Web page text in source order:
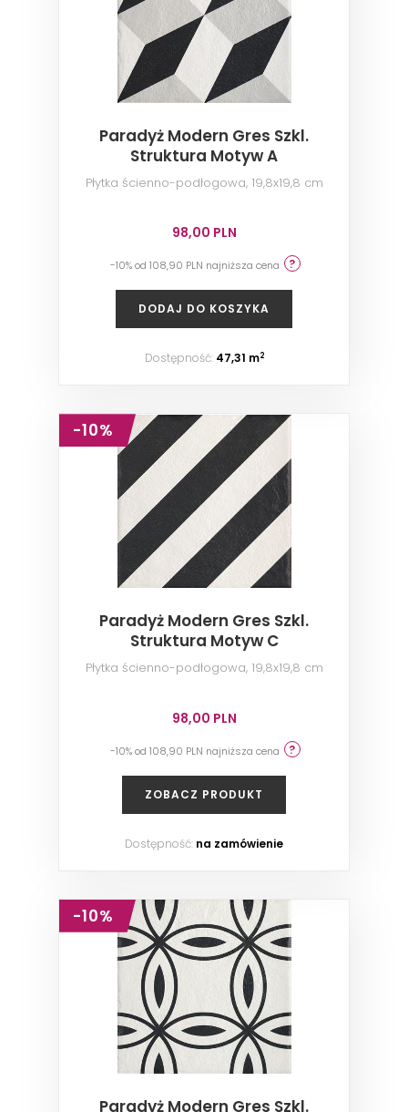
Paradyż Modern Gres Szkl.
Struktura Motyw A
Płytka ścienno-podłogowa, 19,8x19,8 cm
98,00 PLN
-10% od 108,90 PLN najniższa cena
DODAJ DO KOSZYKA
Dostępność: 47,31 m2
-10%
Paradyż Modern Gres Szkl.
Struktura Motyw C
Płytka ścienno-podłogowa, 19,8x19,8 cm
98,00 PLN
-10% od 108,90 PLN najniższa cena
ZOBACZ PRODUKT
Dostępność: na zamówienie
-10%
Paradyż Modern Gres Szkl.